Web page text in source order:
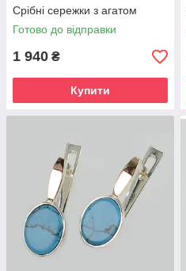
Срібні сережки з агатом
Готово до відправки
1 940 ₴
Купити